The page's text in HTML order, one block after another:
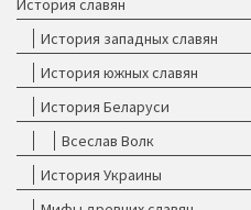
История славян
История западных славян
История южных славян
История Беларуси
Всеслав Волк
История Украины